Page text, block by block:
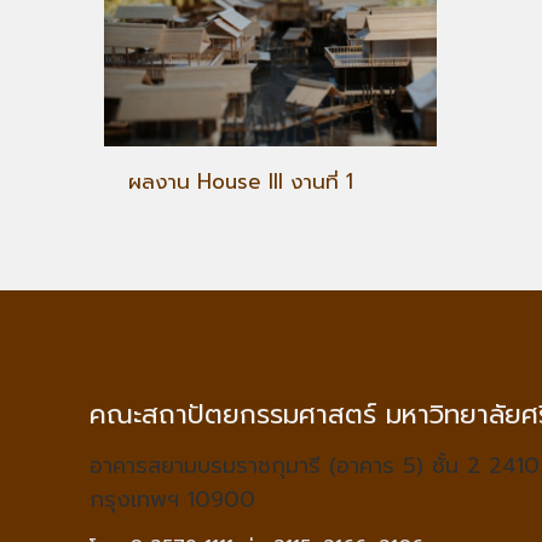
ผลงาน House III งานที่ 1
คณะสถาปัตยกรรมศาสตร์ มหาวิทยาลัย
อาคารสยามบรมราชกุมารี (อาคาร 5) ชั้น 2
กรุงเทพฯ 10900